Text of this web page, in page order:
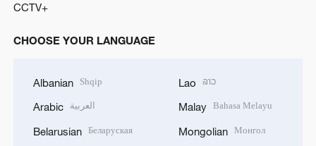
CCTV+
CHOOSE YOUR LANGUAGE
Albanian Shqip
Arabic العربية
Belarusian Беларуская
Lao ລາວ
Malay Bahasa Melayu
Mongolian Монгол